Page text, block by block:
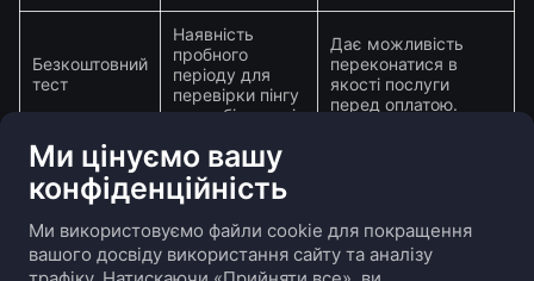
Безкоштовний
тест
Наявність
пробного
періоду для
перевірки пінгу
та стабільності.
Дає можливість
переконатися в
якості послуги
перед оплатою.
Про нас Переваги Продукти Контакти
Ми цінуємо вашу
конфіденційність
Ми використовуємо файли cookie для покращення
вашого досвіду використання сайту та аналізу